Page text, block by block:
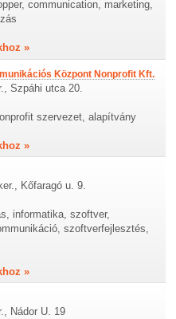
communication, marketing,
»
Központ Nonprofit Kft.
Szpáhi utca 20.
szervezet, alapítvány
»
Kőfaragó u. 9.
informatika, szoftver,
szoftverfejlesztés,
»
Nádor U. 19